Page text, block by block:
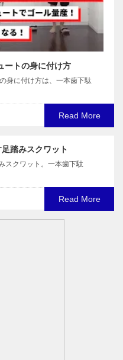
ートの身に付け方
身に付け方は、一本歯下駄
Read More
踏みスクワット
スクワット。一本歯下駄
Read More